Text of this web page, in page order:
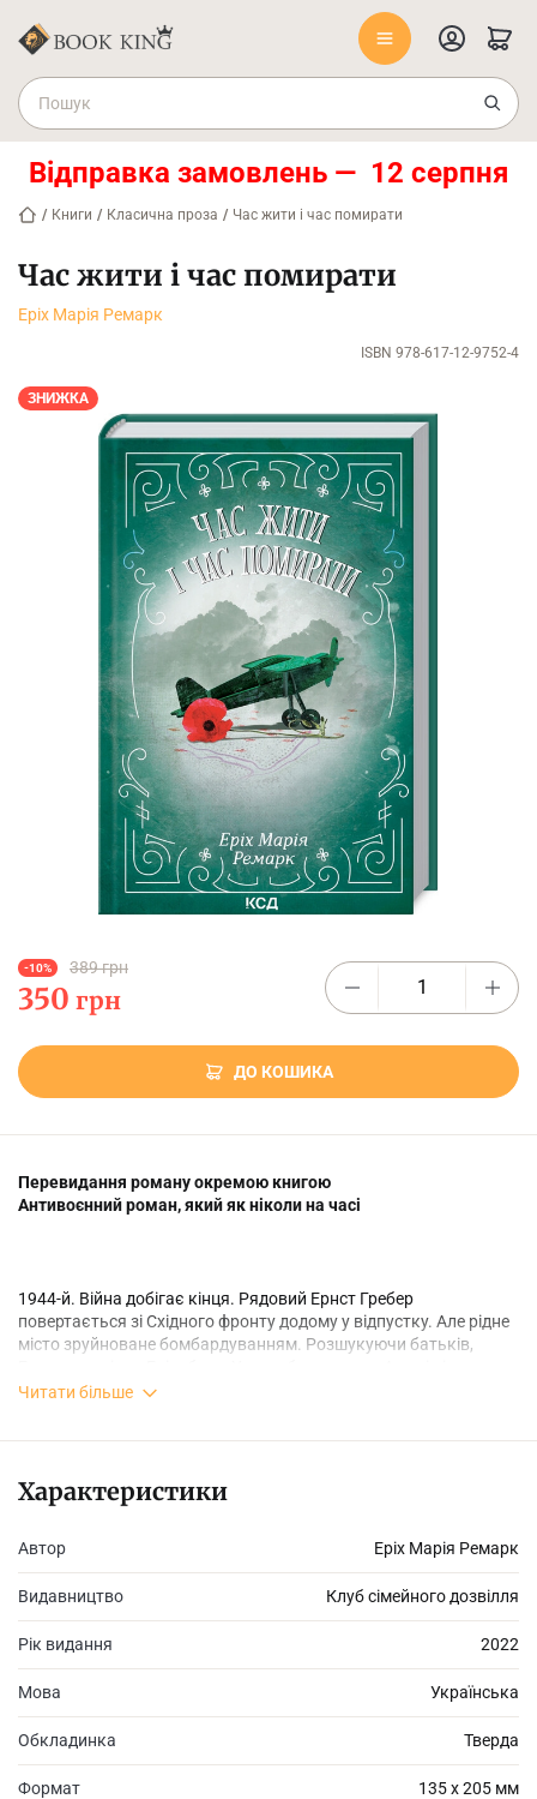
Відправка замовлень — 12 серпня
/ Книги / Класична проза / Час жити і час помирати
Час жити і час помирати
Еріх Марія Ремарк
ISBN 978-617-12-9752-4
ЗНИЖКА
-10% 389 грн
350 грн
ДО КОШИКА
Перевидання роману окремою книгою
Антивоєнний роман, який як ніколи на часі
1944-й. Війна добігає кінця. Рядовий Ернст Гребер
повертається зі Східного фронту додому у відпустку. Але рідне
місто зруйноване бомбардуванням. Розшукуючи батьків,
днів, що вони провели разом, здатні вмістити в себе все життя.
Читати більше
Характеристики
Автор Еріх Марія Ремарк
Видавництво Клуб сімейного дозвілля
Рік видання 2022
Мова Українська
Обкладинка Тверда
Формат 135 х 205 мм